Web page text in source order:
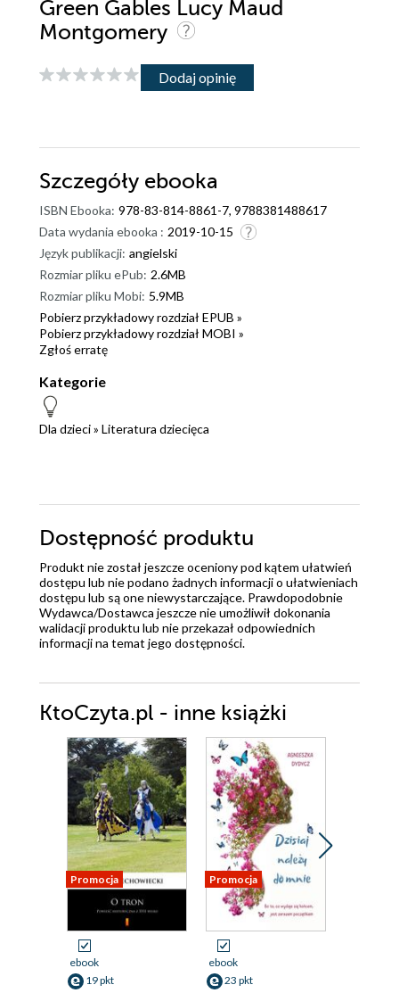
Green Gables Lucy Maud
Montgomery
Dodaj opinię
Szczegóły ebooka
ISBN Ebooka: 978-83-814-8861-7, 9788381488617
Data wydania ebooka : 2019-10-15
Język publikacji: angielski
Rozmiar pliku ePub: 2.6MB
Rozmiar pliku Mobi: 5.9MB
Pobierz przykładowy rozdział EPUB »
Pobierz przykładowy rozdział MOBI »
Zgłoś erratę
Kategorie
Dla dzieci» Literatura dziecięca
Dostępność produktu
Produkt nie został jeszcze oceniony pod kątem ułatwień
dostępu lub nie podano żadnych informacji o ułatwieniach
dostępu lub są one niewystarczające. Prawdopodobnie
Wydawca/Dostawca jeszcze nie umożliwił dokonania
walidacji produktu lub nie przekazał odpowiednich
informacji na temat jego dostępności.
KtoCzyta.pl - inne książki
Promocja
ebook
19 pkt
Promocja
ebook
23 pkt